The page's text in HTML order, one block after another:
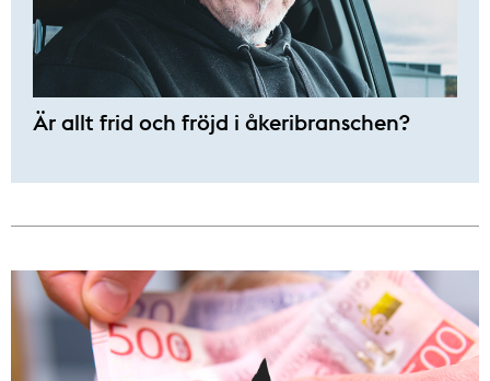
Är allt frid och fröjd i åkeribranschen?